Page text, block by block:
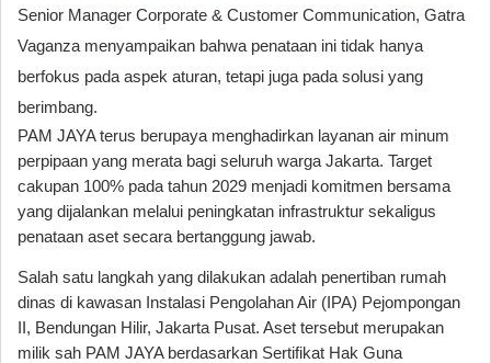
Senior Manager Corporate & Customer Communication, Gatra
Vaganza menyampaikan bahwa penataan ini tidak hanya
berfokus pada aspek aturan, tetapi juga pada solusi yang
berimbang.
PAM JAYA terus berupaya menghadirkan layanan air minum
perpipaan yang merata bagi seluruh warga Jakarta. Target
cakupan 100% pada tahun 2029 menjadi komitmen bersama
yang dijalankan melalui peningkatan infrastruktur sekaligus
penataan aset secara bertanggung jawab.
Salah satu langkah yang dilakukan adalah penertiban rumah
dinas di kawasan Instalasi Pengolahan Air (IPA) Pejompongan
II, Bendungan Hilir, Jakarta Pusat. Aset tersebut merupakan
milik sah PAM JAYA berdasarkan Sertifikat Hak Guna